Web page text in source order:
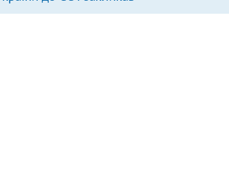
антиукраїнську